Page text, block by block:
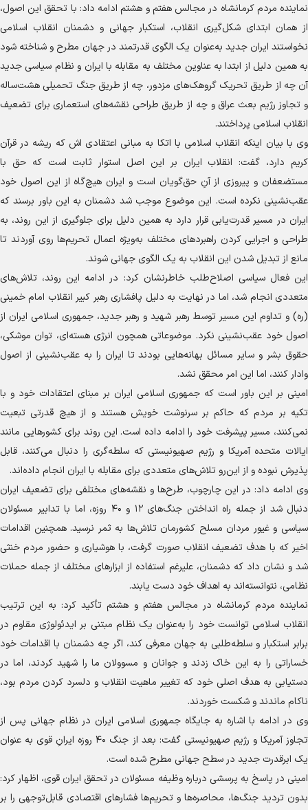
نماینده مردم کرمانشاه در مجالس هفتم و هشتم ادامه داد: با تحقق این اصول،
از همان ابتدای شکل‌گیری انقلاب، استکبار جهانی و دشمنان انقلاب اسلامی
نخواستند ایران جدید به‌عنوان یک الگوی قدرتمند در جهان مطرح و شناخته شود
به همین دلیل از ابتدا به عناوین مختلف به مقابله با ایران و نظام سیاسی جدید
آن چه از طریق تحریک گروهک‌های مزدور، چه از طریق جنگ تحمیلی هشت‌ساله
و تجاوز رژیم بعث عراق و چه از طریق طراحی نقشه‌های استعماری برای تضعیف
انقلاب اسلامی پرداختند.
وی با بیان اینکه انقلاب اسلامی با اتکا به مبانی اعتقادی اش که ریشه در قرآن
کریم دارد، گفت: انقلاب ایران بر این اصل استوار ثابت است که حق با
مستضعفان و پیروزی از آنِ حق‌گویان است و ایران هیچ‌گاه از این اصول خود
عقب‌نشینی نکرده است. این موضوع موجب شد دشمنان به این باور برسند که
ایران در مسیر قدرت‌یابی قرار دارد به همین دلیل برای جلوگیری از این روند، به
طراحی و اجرایی کردن راهبرد‌های مختلف به‌ویژه اعمال تحریم‌ها روی آوردند تا
مانع از تبدیل شدن این انقلاب به یک الگوی جهانی شوند.
این فعال سیاسی اصلاح‌طلب خاطرنشان کرد: در ادامه این روند، تلاش‌های
متعددی انجام شد، اما در نهایت به دلیل پافشاری رهبر کبیر انقلاب امام خمینی
(ره) و تداوم این مسیر توسط رهبر شهید و رهبر جدید، جمهوری اسلامی ایران از
اصول خود عقب‌نشینی نکرد. موضوعاتی همچون انرژی هسته‌ای، توان موشکی،
حقوق بشر و سایر مسائل بهانه‌هایی بودند تا ایران را به عقب‌نشینی از اصول
وادار کنند، اما این امر محقق نشد.
امینی بر این باور است که جمهوری اسلامی ایران بر مبنای اعتقادات خود و با
تکیه بر مردم که حاکم بر سرنوشت خویش هستند و از هیچ قدرتی تبعیت
نمی‌کنند، مسیر پیشرفت خود را ادامه داده است. این روند برای کشور‌هایی مانند
ایالات متحده آمریکا و رژیم صهیونیستی که سلطه‌گری را دنبال می‌کنند، قابل
پذیرش نبوده و از این‌رو تلاش‌های متعددی برای مقابله با ایران انجام داده‌اند.
وی ادامه داد: در این چارچوب، طرح‌ها و نقشه‌های مختلفی برای تضعیف ایران
دنبال شد از جمله راه انداختن جنگ‌های ۱۲ و ۴۰ روزه، اما با تدابیر مسئولان
سیاسی و غیور مردان مسلح کشورمان تلاش‌ها به ثمر نرسید. همچنین اقدامات
اخیر که با هدف تضعیف انقلاب صورت گرفت، با هوشیاری و حضور مردم خنثی
شد و نشان داد که دشمنان، علیرغم استفاده از ابزار‌های مختلف از جمله حملات
نظامی، نتوانسته‌اند به اهداف خود دست یابند.
نماینده مردم کرمانشاه در مجالس هفتم و هشتم تأکید کرد: به این ترتیب
انقلاب اسلامی توانست خود را به‌عنوان یک نظام مبتنی بر ایدئولوژی مقاوم در
برابر استکبار و سلطه‌طلبی به جهان معرفی کند، اگر چه دشمنان با اقدامات خود
خساراتی را به این خاک زدند و جوانان و مسوولان ما را شهید کردند، اما در
دستیابی به هدف اصلی خود که تغییر ماهیت انقلاب و دلسرد کردن مردم بود،
ناکام ماندند و شکست خوردند.
وی در ادامه با اشاره به جایگاه جمهوری اسلامی ایران در نظام جهانی پس از
تجاوز آمریکا و رژیم صهیونیستی گفت: بعد از جنگ ۴۰ روزه ایرانِ قوی به عنوان
یک ابرقدرت جدید در سطح جهانی مطرح شده است.
امینی در پاسخ به پرسشی درباره وظیفه مسئولان در تحقق ایران قوی، اظهار کرد:
بدون تردید جنگ‌ها، محاصره‌ها و تحریم‌ها فشار‌های اقتصادی قابل‌توجهی را بر